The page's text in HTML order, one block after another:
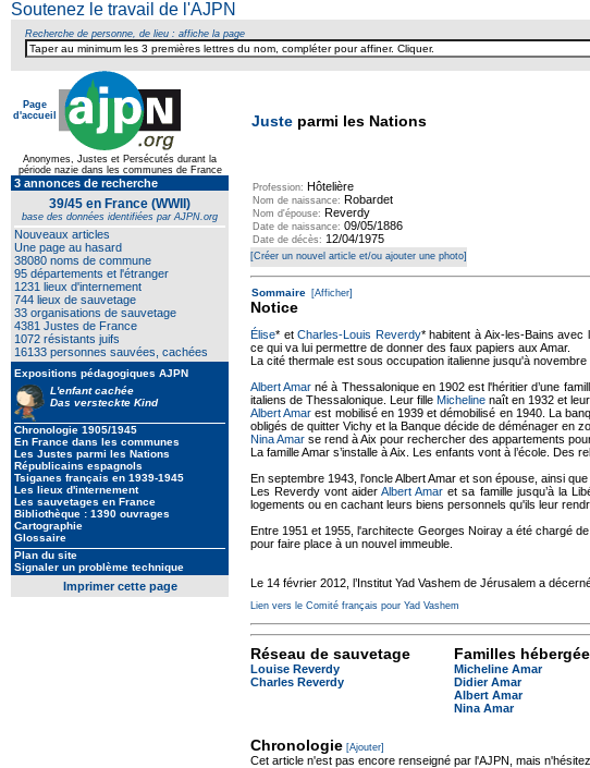
Soutenez le travail de l'AJPN
Recherche de personne, de lieu : affiche la page
Page
d'accueil
Anonymes, Justes et Persécutés durant la
période nazie dans les communes de France
3 annonces de recherche
39/45 en France (WWII)
base des données identifiées par AJPN.org
Nouveaux articles
Une page au hasard
38080 noms de commune
95 départements et l'étranger
1231 lieux d'internement
744 lieux de sauvetage
33 organisations de sauvetage
4381 Justes de France
1072 résistants juifs
16133 personnes sauvées, cachées
Expositions pédagogiques AJPN
L'enfant cachée
Das versteckte Kind
Chronologie 1905/1945
En France dans les communes
Les Justes parmi les Nations
Républicains espagnols
Tsiganes français en 1939-1945
Les lieux d'internement
Les sauvetages en France
Bibliothèque : 1390 ouvrages
Cartographie
Glossaire
Plan du site
Signaler un problème technique
Imprimer cette page
Juste parmi les Nations
Profession: Hôtelière
Nom de naissance: Robardet
Nom d'épouse: Reverdy
Date de naissance: 09/05/1886
Date de décès: 12/04/1975
[Créer un nouvel article et/ou ajouter une photo]
Sommaire [Afficher]
Notice
Élise* etCharles-Louis Reverdy* habitent à Aix-les-Bains avec
ce qui va lui permettre de donner des faux papiers aux Amar.
La cité thermale est sous occupation italienne jusqu'à
Albert Amar né à Thessalonique en 1902 est l'héritier d’une
italiens de Thessalonique. Leur fille Micheline naît en 1932 et
Albert Amar est mobilisé en 1939 et démobilisé en 1940. La
obligés de quitter Vichy et la Banque décide de déménager en
Nina Amar se rend à Aix pour rechercher des appartements
La famille Amar s’installe à Aix. Les enfants vont à l’école. Des
En septembre 1943, l'oncle Albert Amar et son épouse, ainsi
Les Reverdy vont aiderAlbert Amar et sa famille jusqu’à la
logements ou en cachant leurs biens personnels qu'ils leur
Entre 1951 et 1955, l'architecte Georges Noiray a été chargé
pour faire place à un nouvel immeuble.
Le 14 février 2012, l’Institut Yad Vashem de Jérusalem a
Lien vers le Comité français pour Yad Vashem
Réseau de sauvetage
Louise Reverdy
Charles Reverdy
Familles
Micheline Amar
Didier Amar
Albert Amar
Nina Amar
Chronologie [Ajouter]
Cet article n'est pas encore renseigné par l'AJPN, mais